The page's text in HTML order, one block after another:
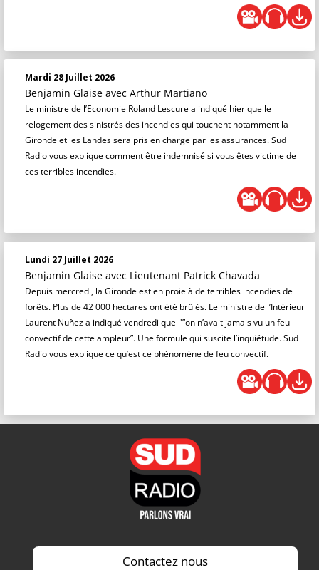
Mardi 28 Juillet 2026
Benjamin Glaise avec Arthur Martiano
Le ministre de l’Economie Roland Lescure a indiqué hier que le
relogement des sinistrés des incendies qui touchent notamment la
Gironde et les Landes sera pris en charge par les assurances. Sud
Radio vous explique comment être indemnisé si vous êtes victime de
ces terribles incendies.
Lundi 27 Juillet 2026
Benjamin Glaise avec Lieutenant Patrick Chavada
Depuis mercredi, la Gironde est en proie à de terribles incendies de
forêts. Plus de 42 000 hectares ont été brûlés. Le ministre de l’Intérieur
Laurent Nuñez a indiqué vendredi que l'”on n’avait jamais vu un feu
convectif de cette ampleur”. Une formule qui suscite l’inquiétude. Sud
Radio vous explique ce qu’est ce phénomène de feu convectif.
Contactez nous